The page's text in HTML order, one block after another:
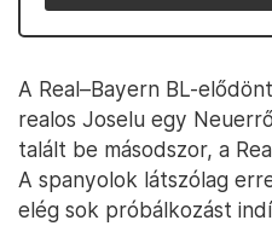
A Real–Bayern BL-
realos Joselu egy
talált be másodszor, a
A spanyolok látszólag
elég sok próbálkozást